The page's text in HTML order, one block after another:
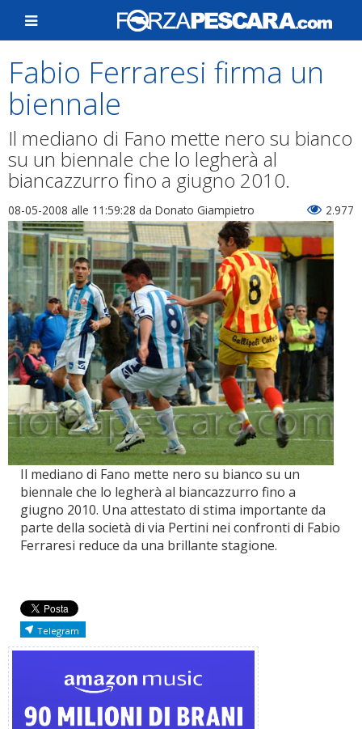
Fabio Ferraresi firma un
biennale
Il mediano di Fano mette nero su bianco
su un biennale che lo legherà al
biancazzurro fino a giugno 2010.
08-05-2008 alle 11:59:28 da Donato Giampietro 2.977
Il mediano di Fano mette nero su bianco su un
biennale che lo legherà al biancazzurro fino a
giugno 2010. Una attestato di stima importante da
parte della società di via Pertini nei confronti di Fabio
Ferraresi reduce da una brillante stagione.
Telegram